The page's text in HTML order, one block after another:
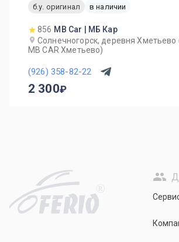
б.у. оригинал
в наличии
856 MB Car | МБ Кар
Солнечногорск, деревня Хметьево
MB CAR Хметьево)
(926) 358-82-22
2 300
R